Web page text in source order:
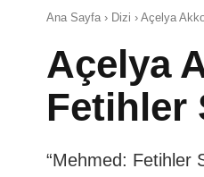
Ana Sayfa › Dizi › Açelya
Açelya
Fetihler
“Mehmed: Fetihler